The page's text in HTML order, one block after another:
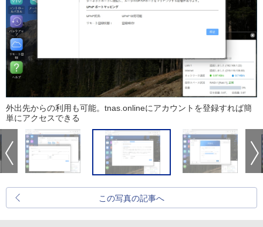
外出先からの利用も可能。tnas.onlineにアカウントを登録すれば簡
単にアクセスできる
この写真の記事へ